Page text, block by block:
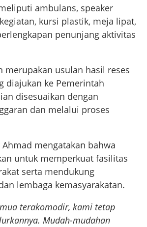
ambulans, speaker
kursi plastik, meja lipat,
penunjang aktivitas
merupakan usulan hasil reses
diajukan ke Pemerintah
disesuaikan dengan
dan melalui proses
mengatakan bahwa
untuk memperkuat fasilitas
serta mendukung
lembaga kemasyarakatan.
terakomodir, kami tetap
Mudah-mudahan